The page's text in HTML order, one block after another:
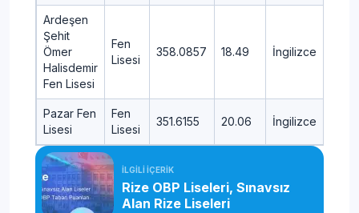
Ardeşen
Şehit
Ömer
Halisdemir
Fen Lisesi
Fen
Lisesi
358.0857 18.49 İngilizce
Pazar Fen
Lisesi
Fen
Lisesi
351.6155 20.06 İngilizce
İLGİLİ İÇERİK
Rize OBP Liseleri, Sınavsız
Alan Rize Liseleri